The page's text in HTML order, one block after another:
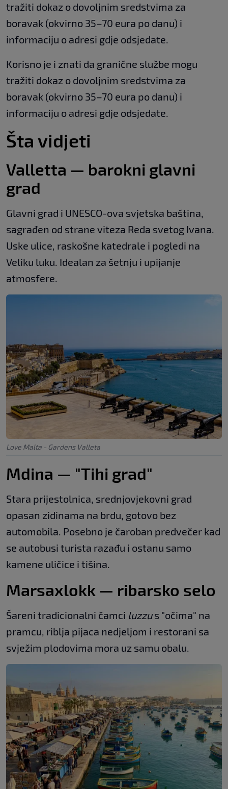
tražiti dokaz o dovoljnim sredstvima za
boravak (okvirno 35–70 eura po danu) i
informaciju o adresi gdje odsjedate.
Korisno je i znati da granične službe mogu
tražiti dokaz o dovoljnim sredstvima za
boravak (okvirno 35–70 eura po danu) i
informaciju o adresi gdje odsjedate.
Šta vidjeti
Valletta — barokni glavni
grad
Glavni grad i UNESCO-ova svjetska baština,
sagrađen od strane viteza Reda svetog Ivana.
Uske ulice, raskošne katedrale i pogledi na
Veliku luku. Idealan za šetnju i upijanje
atmosfere.
Love Malta - Gardens Valleta
Mdina — "Tihi grad"
Stara prijestolnica, srednjovjekovni grad
opasan zidinama na brdu, gotovo bez
automobila. Posebno je čaroban predvečer kad
se autobusi turista razađu i ostanu samo
kamene uličice i tišina.
Marsaxlokk — ribarsko selo
Šareni tradicionalni čamci luzzus "očima" na
pramcu, riblja pijaca nedjeljom i restorani sa
svježim plodovima mora uz samu obalu.